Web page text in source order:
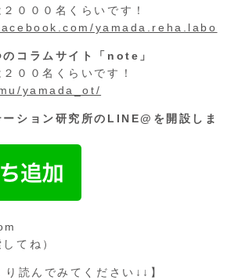
０００名くらいです！
yamada.reha.labo
コラムサイト「note」
００名くらいです！
yamada_ot/
ション研究所のLINE@を開設しま
てね）
読んでみてください↓↓】